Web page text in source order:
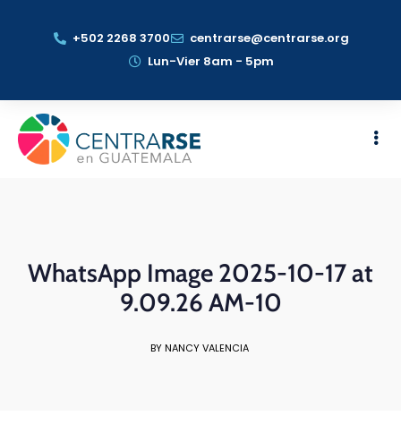
+502 2268 3700
centrarse@centrarse.org
Lun-Vier 8am - 5pm
WhatsApp Image 2025-10-17 at
9.09.26 AM-10
BY NANCY VALENCIA